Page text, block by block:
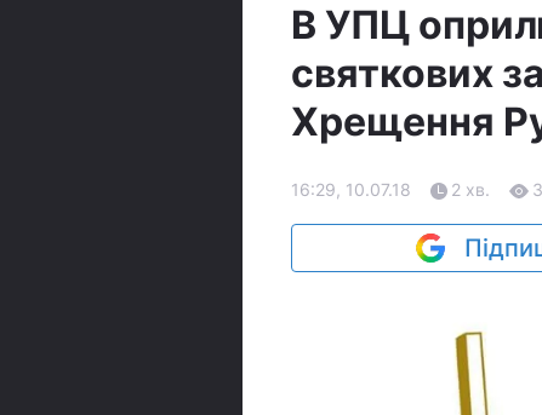
В УПЦ
святкових
Хрещення
16:29, 10.07.18 2 хв.